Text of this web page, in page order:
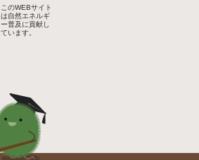
このWEBサイト
は自然エネルギ
ー普及に貢献し
ています。